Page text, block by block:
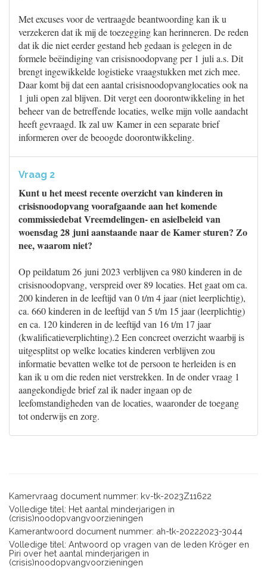
Met excuses voor de vertraagde beantwoording kan ik u
verzekeren dat ik mij de toezegging kan herinneren. De reden
dat ik die niet eerder gestand heb gedaan is gelegen in de
formele beëindiging van crisisnoodopvang per 1 juli a.s. Dit
brengt ingewikkelde logistieke vraagstukken met zich mee.
Daar komt bij dat een aantal crisisnoodopvanglocaties ook na
1 juli open zal blijven. Dit vergt een doorontwikkeling in het
beheer van de betreffende locaties, welke mijn volle aandacht
heeft gevraagd. Ik zal uw Kamer in een separate brief
informeren over de beoogde doorontwikkeling.
Vraag 2
Kunt u het meest recente overzicht van kinderen in
crisisnoodopvang voorafgaande aan het komende
commissiedebat Vreemdelingen- en asielbeleid van
woensdag 28 juni aanstaande naar de Kamer sturen? Zo
nee, waarom niet?
Op peildatum 26 juni 2023 verblijven ca 980 kinderen in de
crisisnoodopvang, verspreid over 89 locaties. Het gaat om ca.
200 kinderen in de leeftijd van 0 t/m 4 jaar (niet leerplichtig),
ca. 660 kinderen in de leeftijd van 5 t/m 15 jaar (leerplichtig)
en ca. 120 kinderen in de leeftijd van 16 t/m 17 jaar
(kwalificatieverplichting).2 Een concreet overzicht waarbij is
uitgesplitst op welke locaties kinderen verblijven zou
informatie bevatten welke tot de persoon te herleiden is en
kan ik u om die reden niet verstrekken. In de onder vraag 1
aangekondigde brief zal ik nader ingaan op de
leefomstandigheden van de locaties, waaronder de toegang
tot onderwijs en zorg.
Kamervraag document nummer: kv-tk-2023Z11622
Volledige titel: Het aantal minderjarigen in
(crisis)noodopvangvoorzieningen
Kamerantwoord document nummer: ah-tk-20222023-3044
Volledige titel: Antwoord op vragen van de leden Kröger en
Piri over het aantal minderjarigen in
(crisis)noodopvangvoorzieningen